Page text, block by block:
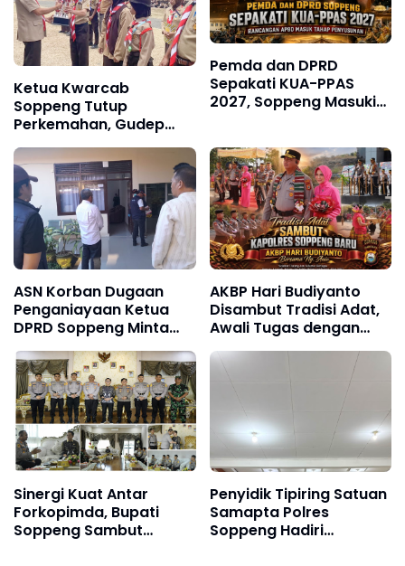
Ketua Kwarcab
Soppeng Tutup
Perkemahan, Gudep
SMAN 1 Soppeng Raih
Juara Umum Tingkat
Penegak
Pemda dan DPRD
Sepakati KUA-PPAS
2027, Soppeng Masuki
ASN Korban Dugaan
Penganiayaan Ketua
DPRD Soppeng Minta
AKBP Hari Budiyanto
Disambut Tradisi Adat,
Awali Tugas dengan
Polres Soppeng
Sinergi Kuat Antar
Forkopimda, Bupati
Soppeng Sambut
Penyidik Tipiring Satuan
Samapta Polres
Soppeng Hadiri